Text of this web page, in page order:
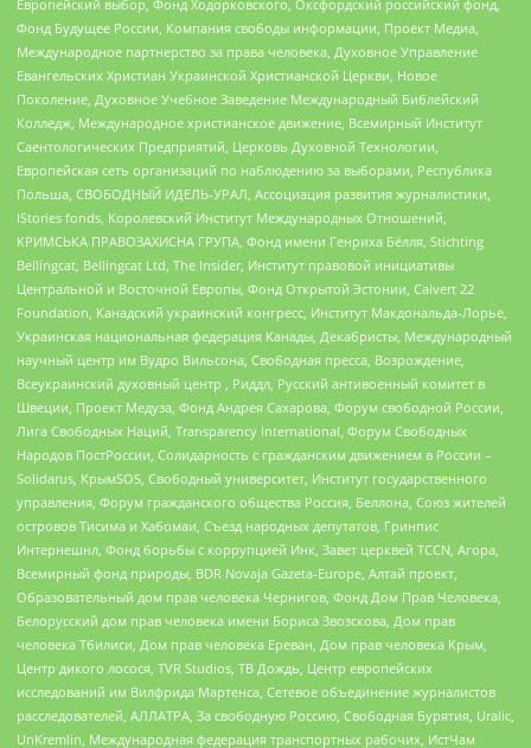
Европейский выбор, Фонд Ходорковского, Оксфордский российский фонд,
Фонд Будущее России, Компания свободы информации, Проект Медиа,
Международное партнерство за права человека, Духовное Управление
Евангельских Христиан Украинской Христианской Церкви, Новое
Поколение, Духовное Учебное Заведение Международный Библейский
Колледж, Международное христианское движение, Всемирный Институт
Саентологических Предприятий, Церковь Духовной Технологии,
Европейская сеть организаций по наблюдению за выборами, Республика
Польша, СВОБОДНЫЙ ИДЕЛЬ-УРАЛ, Ассоциация развития журналистики,
IStories fonds, Королевский Институт Международных Отношений,
КРИМСЬКА ПРАВОЗАХИСНА ГРУПА, Фонд имени Генриха Бёлля, Stichting
Bellingcat, Bellingcat Ltd, The Insider, Институт правовой инициативы
Центральной и Восточной Европы, Фонд Открытой Эстонии, Calvert 22
Foundation, Канадский украинский конгресс, Институт Макдональда-Лорье,
Украинская национальная федерация Канады, Декабристы, Международный
научный центр им Вудро Вильсона, Свободная пресса, Возрождение,
Всеукраинский духовный центр , Риддл, Русский антивоенный комитет в
Швеции, Проект Медуза, Фонд Андрея Сахарова, Форум свободной России,
Лига Свободных Наций, Transparеncy International, Форум Свободных
Народов ПостРоссии, Солидарность с гражданским движением в России –
Solidarus, КрымSOS, Свободный университет, Институт государственного
управления, Форум гражданского общества Россия, Беллона, Союз жителей
островов Тисима и Хабомаи, Съезд народных депутатов, Гринпис
Интернешнл, Фонд борьбы с коррупцией Инк, Завет церквей TCCN, Агора,
Всемирный фонд природы, BDR Novaja Gazeta-Europe, Алтай проект,
Образовательный дом прав человека Чернигов, Фонд Дом Прав Человека,
Белорусский дом прав человека имени Бориса Звозскова, Дом прав
человека Тбилиси, Дом прав человека Ереван, Дом прав человека Крым,
Центр дикого лосося, TVR Studios, ТВ Дождь, Центр европейских
исследований им Вилфрида Мартенса, Сетевое объединение журналистов
расследователей, АЛЛАТРА, За свободную Россию, Свободная Бурятия, Uralic,
UnKremlin, Международная федерация транспортных рабочих, ИстЧам